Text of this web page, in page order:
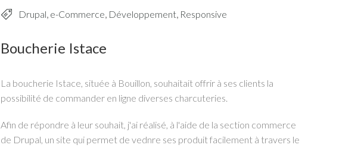
Drupal, e-Commerce, Développement, Responsive
Boucherie Istace
La boucherie Istace, située à Bouillon, souhaitait offrir à ses clients la
possibilité de commander en ligne diverses charcuteries.
Afin de répondre à leur souhait, j'ai réalisé, à l'aide de la section commerce
de Drupal, un site qui permet de vednre ses produit facilement à travers le